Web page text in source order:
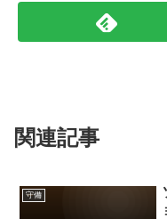
関連記事
守備